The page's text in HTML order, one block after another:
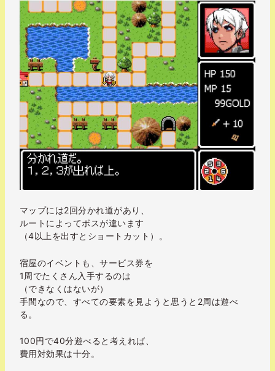
マップには2回分かれ道があり、
ルートによってボスが違います
（4以上を出すとショートカット）。
宿屋のイベントも、サービス券を
1周でたくさん入手するのは
（できなくはないが）
手間なので、すべての要素を見ようと思うと2周は遊べ
る。
100円で40分遊べると考えれば、
費用対効果は十分。